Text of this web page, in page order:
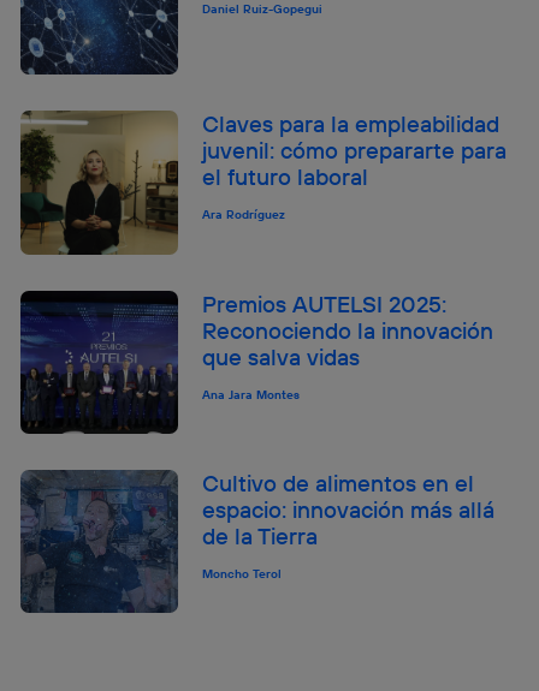
Daniel Ruiz-Gopegui
Claves para la empleabilidad
juvenil: cómo prepararte para
el futuro laboral
Ara Rodríguez
Premios AUTELSI 2025:
Reconociendo la innovación
que salva vidas
Ana Jara Montes
Cultivo de alimentos en el
espacio: innovación más allá
de la Tierra
Moncho Terol